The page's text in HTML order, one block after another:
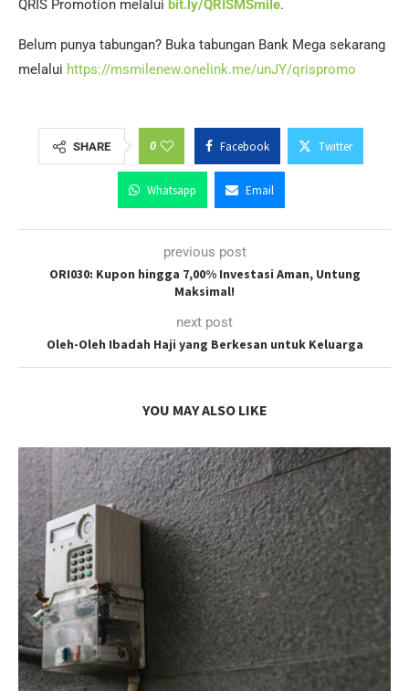
QRIS Promotion melalui bit.ly/QRISMSmile.
Belum punya tabungan? Buka tabungan Bank Mega sekarang
melalui https://msmilenew.onelink.me/unJY/qrispromo
SHARE 0 Facebook Twitter
Whatsapp Email
previous post
ORI030: Kupon hingga 7,00% Investasi Aman, Untung
Maksimal!
next post
Oleh-Oleh Ibadah Haji yang Berkesan untuk Keluarga
YOU MAY ALSO LIKE